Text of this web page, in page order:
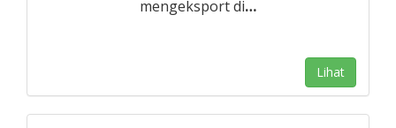
mengeksport di…
Lihat